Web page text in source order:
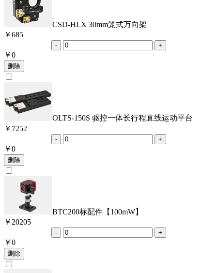
CSD-HLX 30mm笼式万向架
￥685
￥0
OLTS-150S 驱控一体长行程直线运动平台
￥ 7252
￥0
BTC200标配件【100mW】
￥ 20205
￥0